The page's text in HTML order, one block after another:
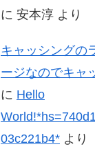
に 安本淳 より
キャッシングの
ージなのでキャ
に Hello
03c221b4* より